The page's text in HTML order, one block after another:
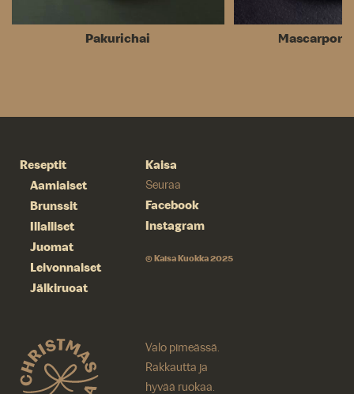
Pakurichai
Reseptit
Aamiaiset
Brunssit
Illalliset
Juomat
Leivonnaiset
Jälkiruoat
Kaisa
Seuraa
Facebook
Instagram
© Kaisa Kuokka 2025
Valo pimeässä.
Rakkautta ja
hyvää ruokaa.